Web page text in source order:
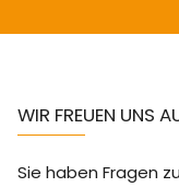
WIR FREUEN UNS
Sie haben Fragen